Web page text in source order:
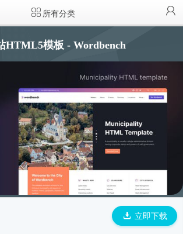
所有分类
HTML5模板 - Wordbench
立即下载